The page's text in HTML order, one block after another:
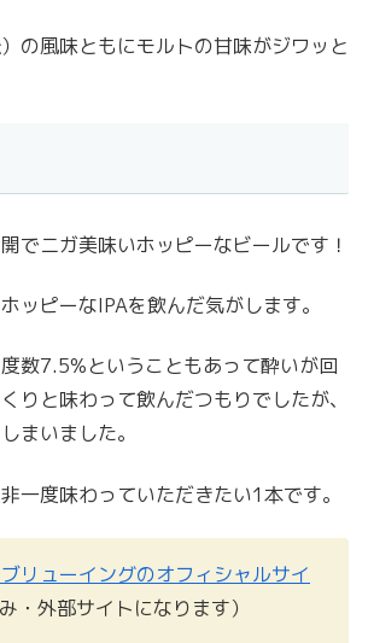
の風味ともにモルトの甘味がジワッと
でニガ美味いホッピーなビールです！
ッピーなIPAを飲んだ気がします。
数7.5%ということもあって酔いが回
りと味わって飲んだつもりでしたが、
まいました。
一度味わっていただきたい1本です。
リューイングのオフィシャルサイ
・外部サイトになります）